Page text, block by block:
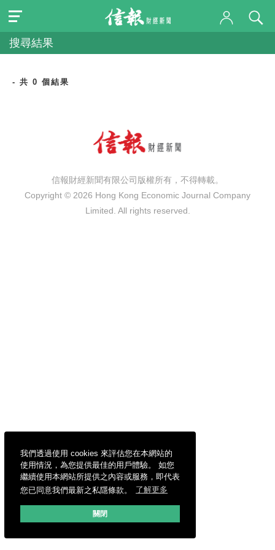
我們透過使用 cookies 來評估您在本網站的
使用情況，為您提供最佳的用戶體驗。 如您
繼續使用本網站所提供之內容或服務，即代表
您已同意我們最新之私隱條款。
了解更多
關閉
搜尋結果
- 共 0 個結果
信報財經新聞有限公司版權所有，不得轉載。
Copyright © 2026 Hong Kong Economic Journal Company
Limited. All rights reserved.